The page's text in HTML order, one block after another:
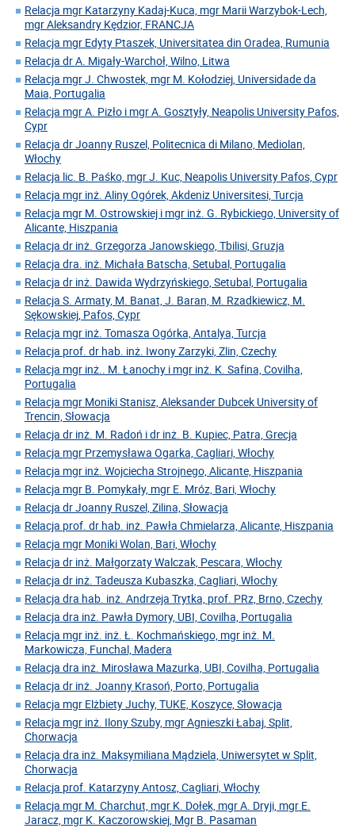
Relacja mgr Katarzyny Kadaj-Kuca, mgr Marii Warzybok-Lech,
mgr Aleksandry Kędzior, FRANCJA
Relacja mgr Edyty Ptaszek, Universitatea din Oradea, Rumunia
Relacja dr A. Migały-Warchoł, Wilno, Litwa
Relacja mgr J. Chwostek, mgr M. Kołodziej, Universidade da
Maia, Portugalia
Relacja mgr A. Pizło i mgr A. Gosztyły, Neapolis University Pafos,
Cypr
Relacja dr Joanny Ruszel, Politecnica di Milano, Mediolan,
Włochy
Relacja lic. B. Paśko, mgr J. Kuc, Neapolis University Pafos, Cypr
Relacja mgr inż. Aliny Ogórek, Akdeniz Universitesi, Turcja
Relacja mgr M. Ostrowskiej i mgr inż. G. Rybickiego, University of
Alicante, Hiszpania
Relacja dr inż. Grzegorza Janowskiego, Tbilisi, Gruzja
Relacja dra. inż. Michała Batscha, Setubal, Portugalia
Relacja dr inż. Dawida Wydrzyńskiego, Setubal, Portugalia
Relacja S. Armaty, M. Banat, J. Baran, M. Rzadkiewicz, M.
Sękowskiej, Pafos, Cypr
Relacja mgr inż. Tomasza Ogórka, Antalya, Turcja
Relacja prof. dr hab. inż. Iwony Zarzyki, Zlin, Czechy
Relacja mgr inż.. M. Łanochy i mgr inż. K. Safina, Covilha,
Portugalia
Relacja mgr Moniki Stanisz, Aleksander Dubcek University of
Trencin, Słowacja
Relacja dr inż. M. Radoń i dr inż. B. Kupiec, Patra, Grecja
Relacja mgr Przemysława Ogarka, Cagliari, Włochy
Relacja mgr inż. Wojciecha Strojnego, Alicante, Hiszpania
Relacja mgr B. Pomykały, mgr E. Mróz, Bari, Włochy
Relacja dr Joanny Ruszel, Zilina, Słowacja
Relacja prof. dr hab. inż. Pawła Chmielarza, Alicante, Hiszpania
Relacja mgr Moniki Wolan, Bari, Włochy
Relacja dr inż. Małgorzaty Walczak, Pescara, Włochy
Relacja dr inż. Tadeusza Kubaszka, Cagliari, Włochy
Relacja dra hab. inż. Andrzeja Trytka, prof. PRz, Brno, Czechy
Relacja dra inż. Pawła Dymory, UBI, Covilha, Portugalia
Relacja mgr inż. inż. Ł. Kochmańskiego, mgr inż. M.
Markowicza, Funchal, Madera
Relacja dra inż. Mirosława Mazurka, UBI, Covilha, Portugalia
Relacja dr inż. Joanny Krasoń, Porto, Portugalia
Relacja mgr Elżbiety Juchy, TUKE, Koszyce, Słowacja
Relacja mgr inż. Ilony Szuby, mgr Agnieszki Łabaj, Split,
Chorwacja
Relacja dra inż. Maksymiliana Mądziela, Uniwersytet w Split,
Chorwacja
Relacja prof. Katarzyny Antosz, Cagliari, Włochy
Relacja mgr M. Charchut, mgr K. Dołek, mgr A. Dryji, mgr E.
Jaracz, mgr K. Kaczorowskiej, Mgr B. Pasaman